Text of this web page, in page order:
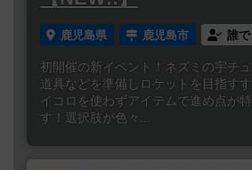
鹿児島県 鹿児島市 誰
初開催の新イベント！ネズミの宇チ
道具などを準備しロケットを目指す
イコロを使わずアイテムで進め点が
す！選択肢が色々...